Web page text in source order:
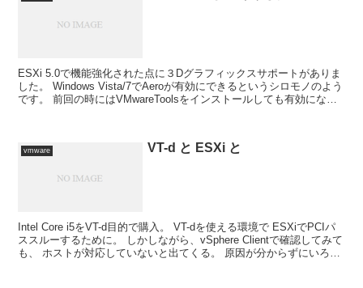
ESXi 5.0で機能強化された点に３Dグラフィックスサポートがありま
した。 Windows Vista/7でAeroが有効にできるというシロモノのよう
です。 前回の時にはVMwareToolsをインストールしても有効になら
vmware VT-d と ESXi と
Intel Core i5をVT-d目的で購入。 VT-dを使える環境で ESXiでPCIパ
ススルーするために。 しかしながら、vSphere Clientで確認してみて
も、 ホストが対応していないと出てくる。 原因が分からずにいろい